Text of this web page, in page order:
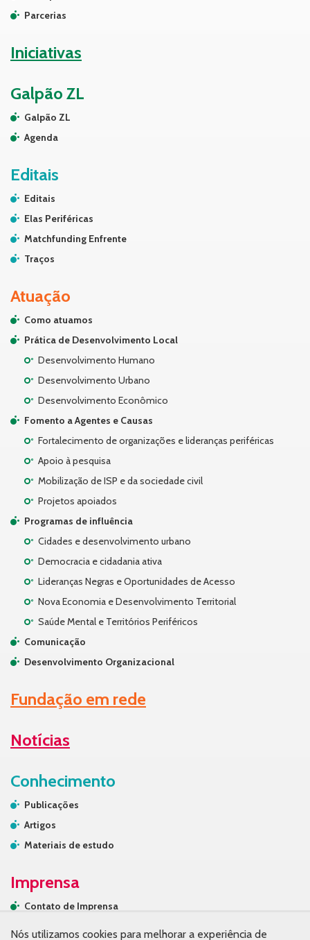
Parcerias
Iniciativas
Galpão ZL
Galpão ZL
Agenda
Editais
Editais
Elas Periféricas
Matchfunding Enfrente
Traços
Atuação
Como atuamos
Prática de Desenvolvimento Local
Desenvolvimento Humano
Desenvolvimento Urbano
Desenvolvimento Econômico
Fomento a Agentes e Causas
Fortalecimento de organizações e lideranças periféricas
Apoio à pesquisa
Mobilização de ISP e da sociedade civil
Projetos apoiados
Programas de influência
Cidades e desenvolvimento urbano
Democracia e cidadania ativa
Lideranças Negras e Oportunidades de Acesso
Nova Economia e Desenvolvimento Territorial
Saúde Mental e Territórios Periféricos
Comunicação
Desenvolvimento Organizacional
Fundação em rede
Notícias
Conhecimento
Publicações
Artigos
Materiais de estudo
Imprensa
Contato de Imprensa
Nós utilizamos cookies para melhorar a experiência de